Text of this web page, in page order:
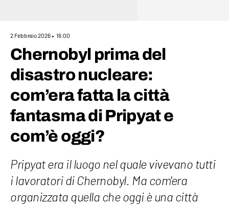
2 Febbraio 2026 16:00
Chernobyl prima del
disastro nucleare:
com’era fatta la città
fantasma di Pripyat e
com’è oggi?
Pripyat era il luogo nel quale vivevano tutti
i lavoratori di Chernobyl. Ma com'era
organizzata quella che oggi è una città